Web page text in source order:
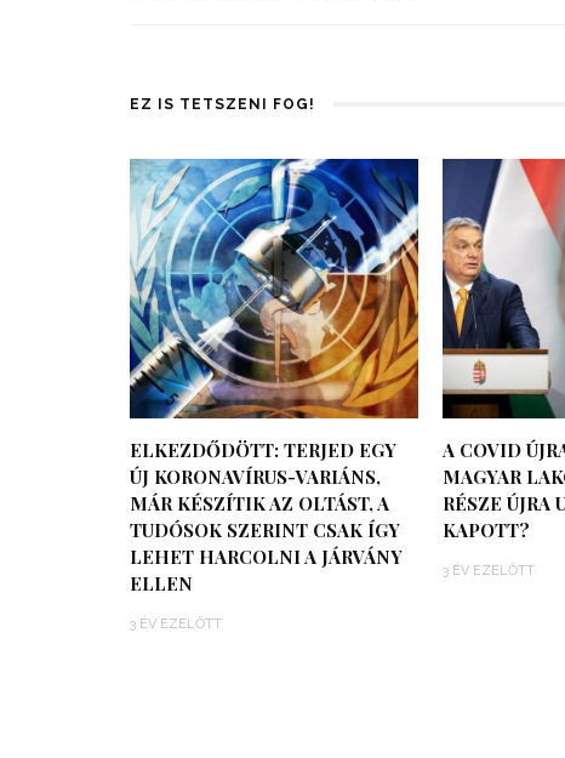
EZ IS TETSZENI FOG!
ELKEZDŐDÖTT: TERJED EGY
ÚJ KORONAVÍRUS-VARIÁNS,
MÁR KÉSZÍTIK AZ OLTÁST, A
TUDÓSOK SZERINT CSAK ÍGY
LEHET HARCOLNI A JÁRVÁNY
ELLEN
3 ÉV EZELŐTT
A COVID
MAGYAR
RÉSZE ÚJRA
KAPOTT?
3 ÉV EZELŐTT